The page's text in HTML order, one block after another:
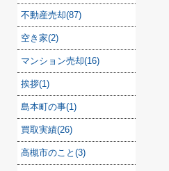
不動産売却(87)
空き家(2)
マンション売却(16)
挨拶(1)
島本町の事(1)
買取実績(26)
高槻市のこと(3)